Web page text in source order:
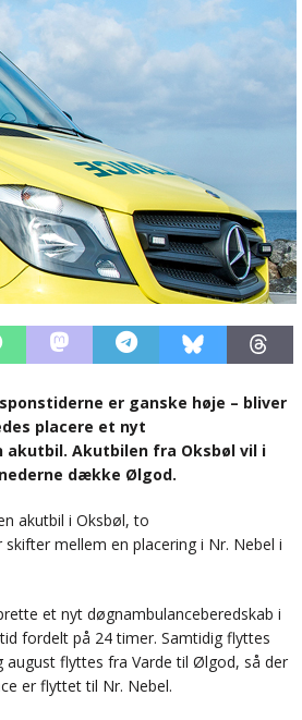
er ganske høje – bliver
placere et nyt
akutbil. Akutbilen fra Oksbøl vil i
dække Ølgod.
akutbil i Oksbøl, to
mellem en placering i Nr. Nebel i
et nyt døgnambulanceberedskab i
fordelt på 24 timer. Samtidig flyttes
august flyttes fra Varde til Ølgod, så der
er flyttet til Nr. Nebel.